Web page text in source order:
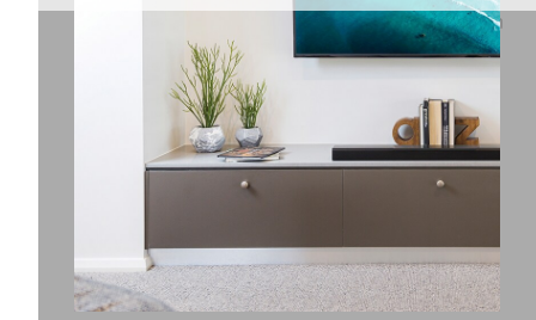
La fonction Clear Voice fait ressortir les voix afin
de rendre les dialogues plus audibles
Services de streaming intégrés
Technologie multiroom MusicCast
Subwoofer sans fil
Possibilité d'ajouter une ou plusieurs enceintes
MusicCast 50)
Audio haute-résolution